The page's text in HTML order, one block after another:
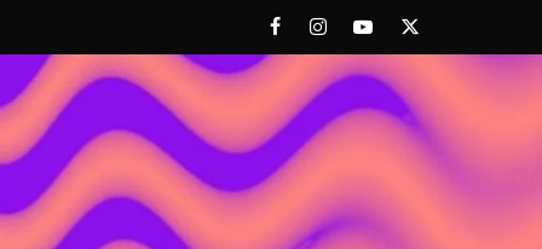
FacebookInstagramYoutubeTwitter